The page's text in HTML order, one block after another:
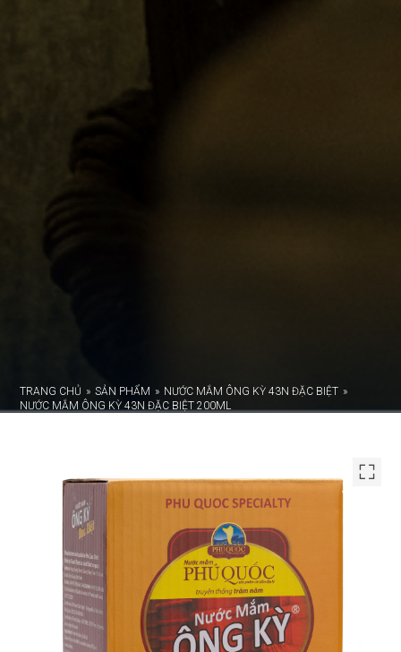
TRANG CHỦ » SẢN PHẨM » NƯỚC MẮM ÔNG KỲ 43N ĐẶC BIỆT »
NƯỚC MẮM ÔNG KỲ 43N ĐẶC BIỆT 200ML